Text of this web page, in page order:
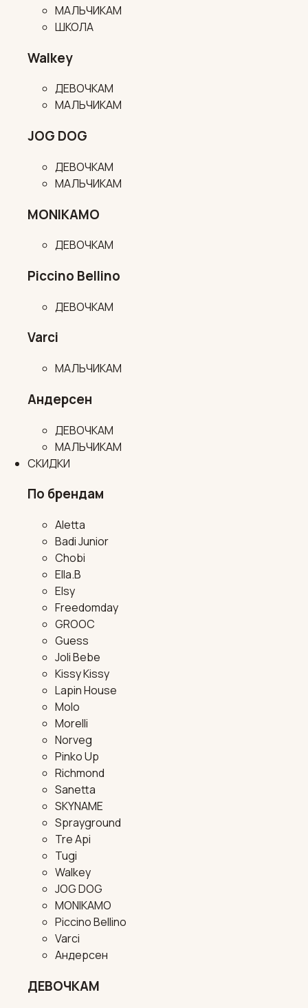
МАЛЬЧИКАМ
ШКОЛА
Walkey
ДЕВОЧКАМ
МАЛЬЧИКАМ
JOG DOG
ДЕВОЧКАМ
МАЛЬЧИКАМ
MONIKAMO
ДЕВОЧКАМ
Piccino Bellino
ДЕВОЧКАМ
Varci
МАЛЬЧИКАМ
Андерсен
ДЕВОЧКАМ
МАЛЬЧИКАМ
СКИДКИ
По брендам
Aletta
Badi Junior
Chobi
Ella.B
Elsy
Freedomday
GROOC
Guess
Joli Bebe
Kissy Kissy
Lapin House
Molo
Morelli
Norveg
Pinko Up
Richmond
Sanetta
SKYNAME
Sprayground
Tre Api
Tugi
Walkey
JOG DOG
MONIKAMO
Piccino Bellino
Varci
Андерсен
ДЕВОЧКАМ